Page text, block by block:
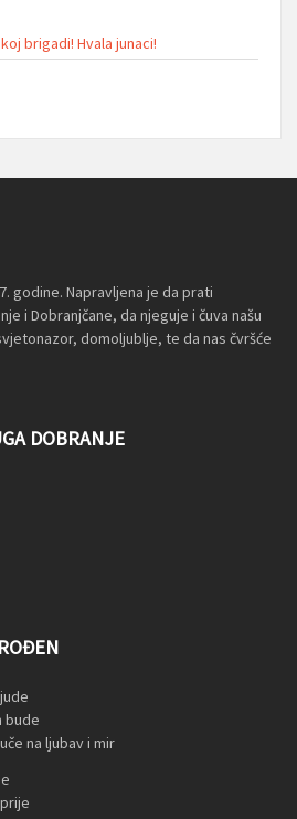
brigadi! Hvala junaci!
godine. Napravljena je da prati
i Dobranjčane, da njeguje i čuva našu
domoljublje, te da nas čvršće
DOBRANJE
bude
na ljubav i mir